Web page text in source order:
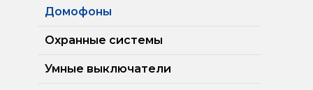
Домофоны
Охранные системы
Умные выключатели